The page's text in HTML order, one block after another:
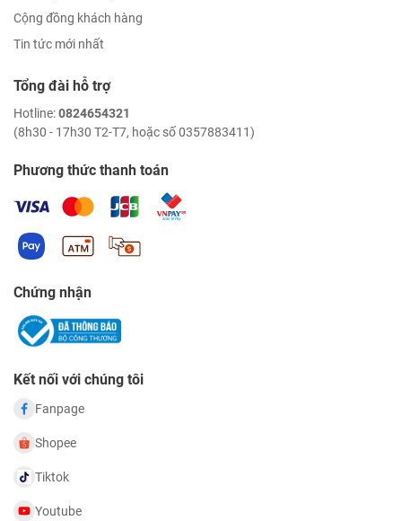
Cộng đồng khách hàng
Tin tức mới nhất
Tổng đài hỗ trợ
Hotline:0824654321
(8h30 - 17h30 T2-T7, hoặc số 0357883411)
Phương thức thanh toán
Chứng nhận
Kết nối với chúng tôi
Fanpage
Shopee
Tiktok
Youtube